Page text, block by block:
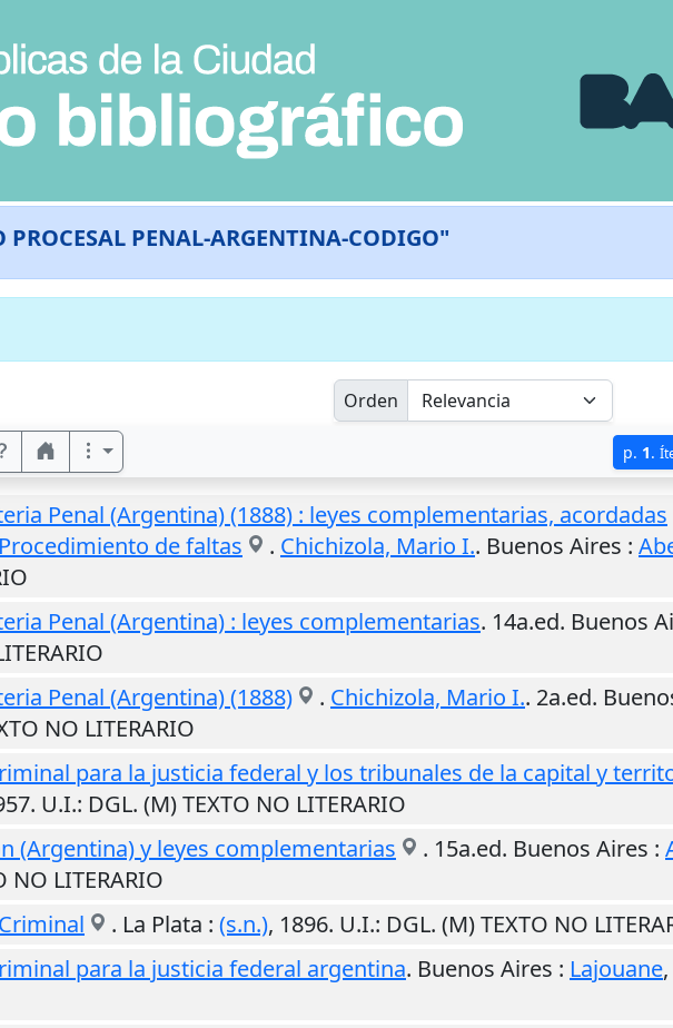
PROCESAL PENAL-ARGENTINA-CODIGO"
Orden
p. 1.
Penal (Argentina) (1888) : leyes complementarias, acordadas
de faltas
. Chichizola, Mario I.. Buenos Aires :
Penal (Argentina) : leyes complementarias. 14a.ed. Buenos
Penal (Argentina) (1888)
. Chichizola, Mario I.. 2a.ed.
NO LITERARIO
para la justicia federal y los tribunales de la capital y
. U.I.: DGL. (M) TEXTO NO LITERARIO
(Argentina) y leyes complementarias
. 15a.ed. Buenos Aires :
NO LITERARIO
. La Plata : (s.n.), 1896. U.I.: DGL. (M) TEXTO NO
para la justicia federal argentina. Buenos Aires : Lajouane,